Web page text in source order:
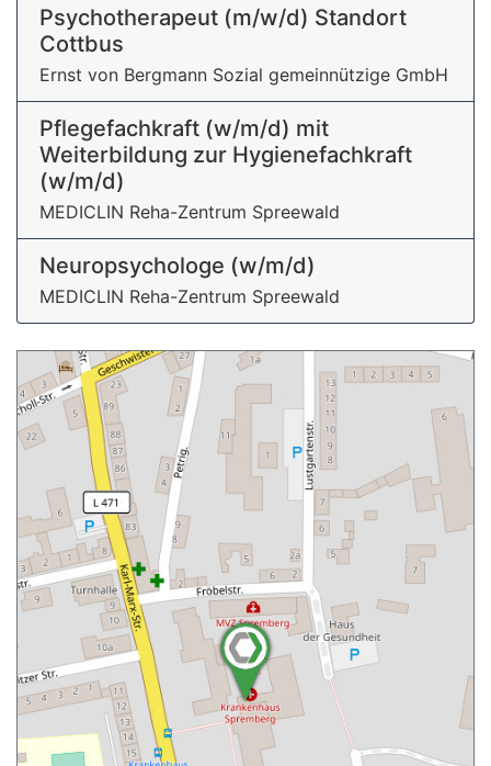
Psychotherapeut (m/w/d) Standort
Cottbus
Ernst von Bergmann Sozial gemeinnützige GmbH
Pflegefachkraft (w/m/d) mit
Weiterbildung zur Hygienefachkraft
(w/m/d)
MEDICLIN Reha-Zentrum Spreewald
Neuropsychologe (w/m/d)
MEDICLIN Reha-Zentrum Spreewald